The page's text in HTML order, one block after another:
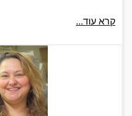
קרא עוד...